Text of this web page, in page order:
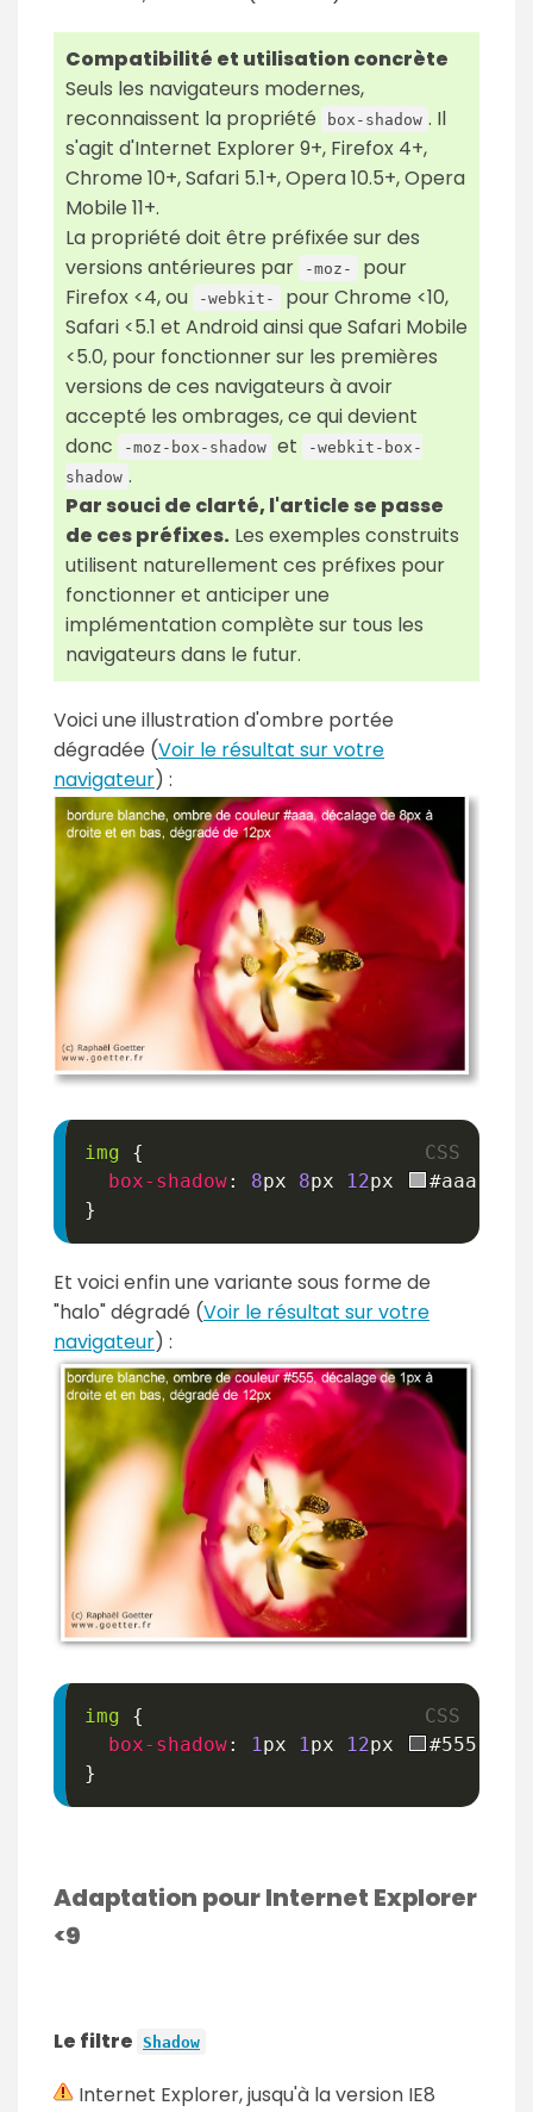
Compatibilité et utilisation concrète
Seuls les navigateurs modernes,
reconnaissent la propriété
box-shadow . Il
s'agit d'Internet Explorer 9+, Firefox 4+,
Chrome 10+, Safari 5.1+, Opera 10.5+, Opera
Mobile 11+.
La propriété doit être préfixée sur des
versions antérieures par
-moz-
pour
Firefox <4, ou
-webkit-
pour Chrome <10,
Safari <5.1 et Android ainsi que Safari Mobile
<5.0, pour fonctionner sur les premières
versions de ces navigateurs à avoir
accepté les ombrages, ce qui devient
donc
-moz-box-shadow et
-webkit-box-
shadow .
Par souci de clarté, l'article se passe
de ces préfixes. Les exemples construits
utilisent naturellement ces préfixes pour
fonctionner et anticiper une
implémentation complète sur tous les
navigateurs dans le futur.
Voici une illustration d'ombre portée
dégradée (Voir le résultat sur votre
navigateur) :
img
{
box-shadow: 8px 8px 12px #aaa
}
Et voici enfin une variante sous forme de
"halo" dégradé (Voir le résultat sur votre
navigateur) :
img
{
box-shadow: 1px 1px 12px #555
}
Adaptation pour Internet Explorer
<9
Le filtre Shadow
Internet Explorer, jusqu'à la version IE8